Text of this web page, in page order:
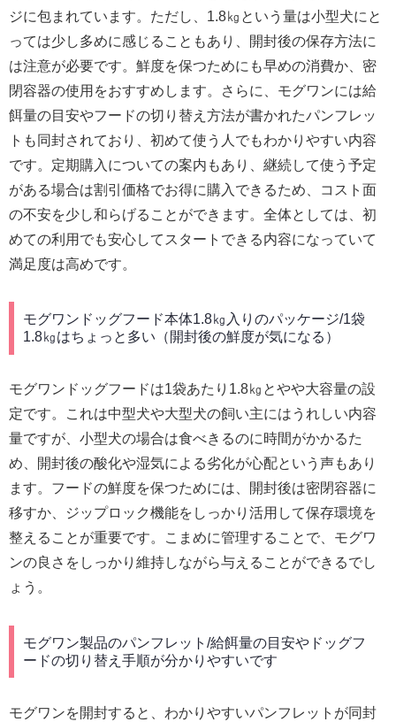
ジに包まれています。ただし、1.8㎏という量は小型犬にと
っては少し多めに感じることもあり、開封後の保存方法に
は注意が必要です。鮮度を保つためにも早めの消費か、密
閉容器の使用をおすすめします。さらに、モグワンには給
餌量の目安やフードの切り替え方法が書かれたパンフレッ
トも同封されており、初めて使う人でもわかりやすい内容
です。定期購入についての案内もあり、継続して使う予定
がある場合は割引価格でお得に購入できるため、コスト面
の不安を少し和らげることができます。全体としては、初
めての利用でも安心してスタートできる内容になっていて
満足度は高めです。
モグワンドッグフード本体1.8㎏入りのパッケージ/1袋
1.8㎏はちょっと多い（開封後の鮮度が気になる）
モグワンドッグフードは1袋あたり1.8㎏とやや大容量の設
定です。これは中型犬や大型犬の飼い主にはうれしい内容
量ですが、小型犬の場合は食べきるのに時間がかかるた
め、開封後の酸化や湿気による劣化が心配という声もあり
ます。フードの鮮度を保つためには、開封後は密閉容器に
移すか、ジップロック機能をしっかり活用して保存環境を
整えることが重要です。こまめに管理することで、モグワ
ンの良さをしっかり維持しながら与えることができるでし
ょう。
モグワン製品のパンフレット/給餌量の目安やドッグフ
ードの切り替え手順が分かりやすいです
モグワンを開封すると、わかりやすいパンフレットが同封